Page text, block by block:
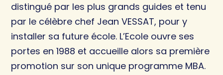
distingué par les plus grands guides et tenu
par le célèbre chef Jean VESSAT, pour y
installer sa future école. L’Ecole ouvre ses
portes en 1988 et accueille alors sa première
promotion sur son unique programme MBA.